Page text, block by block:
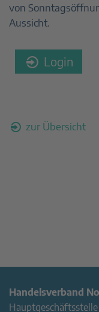
von
Aussicht.
Login
zur Übersicht
Handelsverband
Hauptgeschäftsstelle